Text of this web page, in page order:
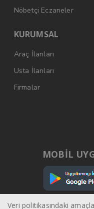
Nöbetçi Eczaneler
KURUMSAL
Araç İlanları
Usta İlanları
Firmalar
MOBİL
Veri politikasındaki